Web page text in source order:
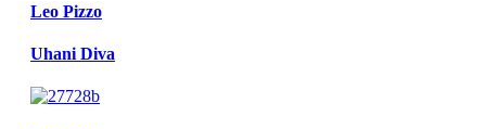
Leo Pizzo
Uhani Diva